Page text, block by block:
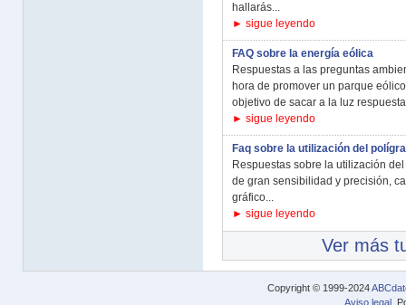
hallarás...
► sigue leyendo
FAQ sobre la energía eólica
Respuestas a las preguntas
hora de promover un parque
objetivo de sacar a la luz
► sigue leyendo
Faq sobre la utilización del
Respuestas sobre la utilización
de gran sensibilidad y precisión,
gráfico...
► sigue leyendo
Ver más
Copyright © 1999-2024
Aviso legal .